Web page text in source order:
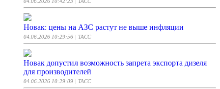
04.06.2026 10:42:23 | ТАСС
Новак: цены на АЗС растут не выше инфляции
04.06.2026 10:29:56 | ТАСС
Новак допустил возможность запрета экспорта дизеля
для производителей
04.06.2026 10:29:09 | ТАСС